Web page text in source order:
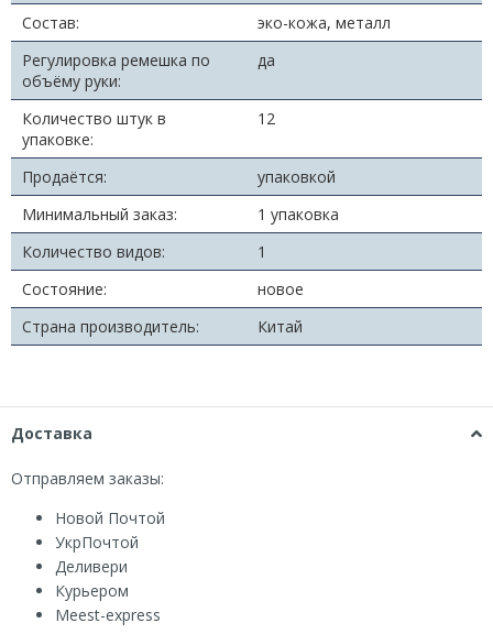
Состав:
эко-кожа, металл
Регулировка ремешка по
объёму руки:
да
Количество штук в
упаковке:
12
Продаётся:
упаковкой
Минимальный заказ:
1 упаковка
Количество видов:
1
Состояние:
новое
Страна производитель:
Китай
Доставка
Отправляем заказы:
Новой Почтой
УкрПочтой
Деливери
Курьером
Мeest-express